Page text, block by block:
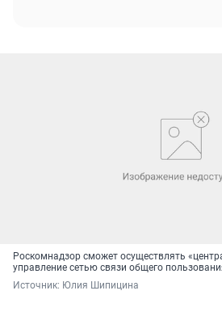
Роскомнадзор сможет осуществлять
управление сетью связи общего
Источник: Юлия Шипицина